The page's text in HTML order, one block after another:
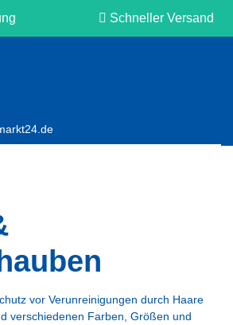
Schneller Versand
vor Verunreinigungen durch Haare
verschiedenen Farben, Größen und